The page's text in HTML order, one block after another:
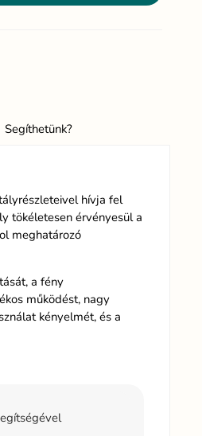
Segíthetünk?
hívja fel
tökéletesen érvényesül a
meghatározó
a fény
működést, nagy
kényelmét, és a